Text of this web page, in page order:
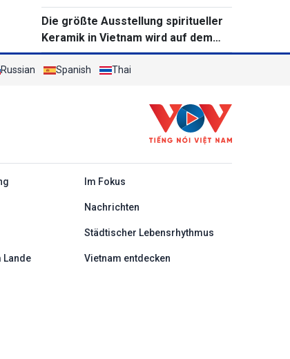
Die größte Ausstellung spiritueller
Keramik in Vietnam wird auf dem
Ba-Den-Berg stattfinden
Russian Spanish Thai
Im Fokus
Nachrichten
Städtischer Lebensrhythmus
Lande Vietnam entdecken